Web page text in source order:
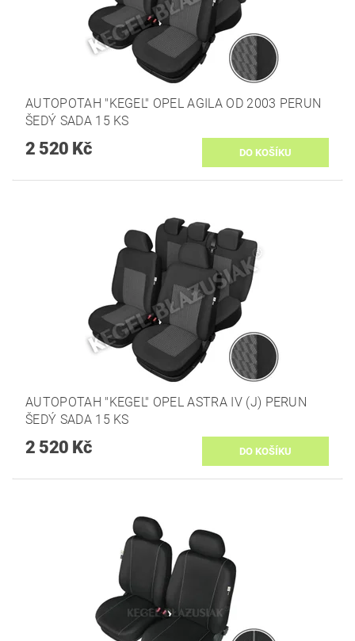
AUTOPOTAH "KEGEL" OPEL AGILA OD 2003 PERUN
ŠEDÝ SADA 15 KS
2 520 Kč
AUTOPOTAH "KEGEL" OPEL ASTRA IV (J) PERUN
ŠEDÝ SADA 15 KS
2 520 Kč